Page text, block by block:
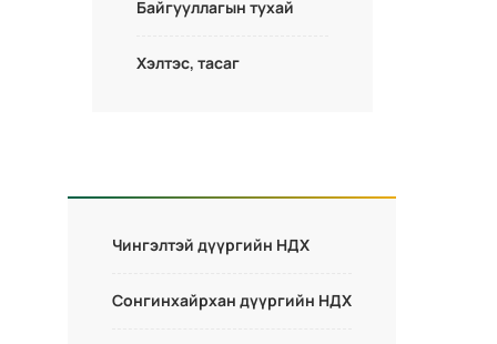
Байгууллагын тухай
Хэлтэс, тасаг
Чингэлтэй дүүргийн НДХ
Сонгинхайрхан дүүргийн НДХ